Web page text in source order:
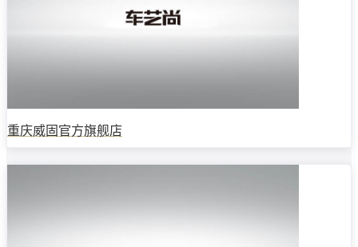
重庆威固官方旗舰店